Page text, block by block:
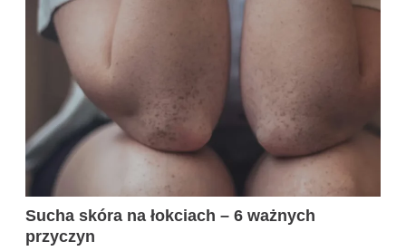
Sucha skóra na łokciach – 6 ważnych
przyczyn